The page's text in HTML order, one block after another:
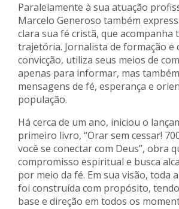
Paralelamente à sua atuação
Marcelo Generoso também
clara sua fé cristã, que acompanha
trajetória. Jornalista de formação e
convicção, utiliza seus meios de
apenas para informar, mas
mensagens de fé, esperança e
população.
Há cerca de um ano, iniciou o
primeiro livro, “Orar sem cessar!
você se conectar com Deus”, obra
compromisso espiritual e busca
por meio da fé. Em sua visão, toda
foi construída com propósito,
base e direção em todos os